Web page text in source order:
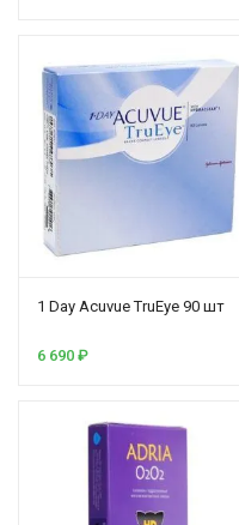
1 Day Acuvue TruEye 90 шт
6 690 ₽